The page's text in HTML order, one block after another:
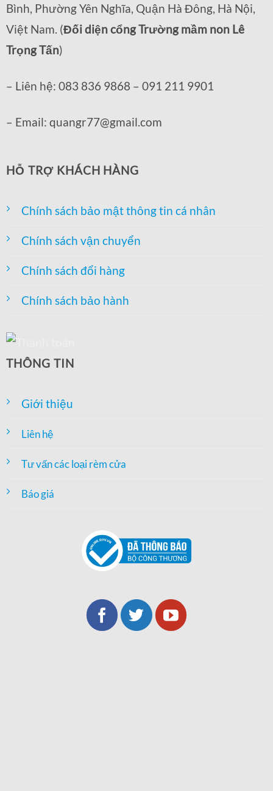
Bình, Phường Yên Nghĩa, Quận Hà Đông, Hà Nội,
Việt Nam. (Đối diện cổng Trường mầm non Lê
Trọng Tấn)
– Liên hệ: 083 836 9868 – 091 211 9901
– Email: quangr77@gmail.com
HỖ TRỢ KHÁCH HÀNG
Chính sách bảo mật thông tin cá nhân
Chính sách vận chuyển
Chính sách đổi hàng
Chính sách bảo hành
THÔNG TIN
Giới thiệu
Liên hệ
Tư vấn các loại rèm cửa
Báo giá